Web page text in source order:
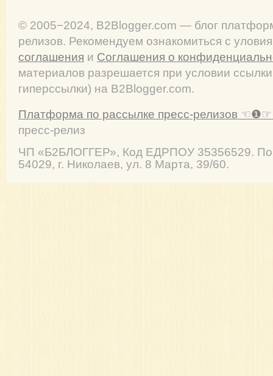
© 2005−2024, B2Blogger.com — блог
релизов. Рекомендуем ознакомиться с
соглашения и Соглашения о
материалов разрешается при условии
гиперссылки) на B2Blogger.com.
Платформа по рассылке пресс-релизов ☜❶☞
пресс-релиз
ЧП «Б2БЛОГГЕР», Код ЕДРПОУ 35356529.
54029, г. Николаев, ул. 8 Марта, 39/60.